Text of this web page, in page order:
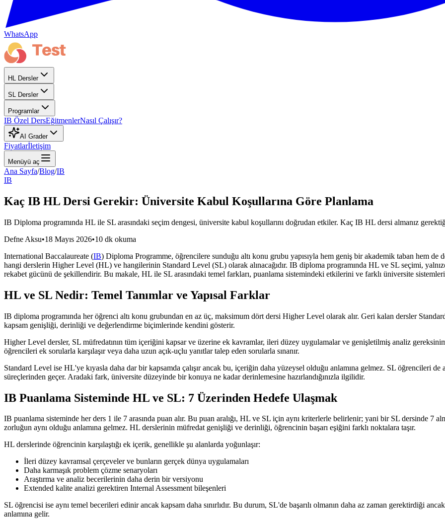
WhatsApp
HL Dersler
SL Dersler
Programlar
IB Özel DersEğitmenlerNasıl Çalışır?
AI Grader
Fiyatlarİletişim
Menüyü aç
Ana Sayfa/Blog/IB
IB
Kaç IB HL Dersi Gerekir: Üniversite Kabul Koşullarına Göre Planlama
IB Diploma programında HL ile SL arasındaki seçim dengesi, üniversite kabul koşullarını doğrudan etkiler. Kaç IB HL dersi almanız
Defne Aksu•18 Mayıs 2026•10 dk okuma
International Baccalaureate (IB) Diploma Programme, öğrencilere sunduğu altı konu grubu yapısıyla hem geniş bir akademik taban hem de
hangi derslerin Higher Level (HL) ve hangilerinin Standard Level (SL) olarak alınacağıdır. IB diploma programında HL ve SL seçimi,
rekabet gücünü de şekillendirir. Bu makale, HL ile SL arasındaki temel farkları, puanlama sistemindeki etkilerini ve farklı üniversite
HL ve SL Nedir: Temel Tanımlar ve Yapısal Farklar
IB diploma programında her öğrenci altı konu grubundan en az üç, maksimum dört dersi Higher Level olarak alır. Geri kalan dersler
kapsam genişliği, derinliği ve değerlendirme biçimlerinde kendini gösterir.
Higher Level dersler, SL müfredatının tüm içeriğini kapsar ve üzerine ek kavramlar, ileri düzey uygulamalar ve genişletilmiş analiz
öğrencileri ek sorularla karşılaşır veya daha uzun açık-uçlu yanıtlar talep eden sorularla sınanır.
Standard Level ise HL'ye kıyasla daha dar bir kapsamda çalışır ancak bu, içeriğin daha yüzeysel olduğu anlamına gelmez. SL öğrencileri de
süreçlerinden geçer. Aradaki fark, üniversite düzeyinde bir konuya ne kadar derinlemesine hazırlandığınızla ilgilidir.
IB Puanlama Sisteminde HL ve SL: 7 Üzerinden Hedefe Ulaşmak
IB puanlama sisteminde her ders 1 ile 7 arasında puan alır. Bu puan aralığı, HL ve SL için aynı kriterlerle belirlenir; yani bir SL dersinde 7
zorluğun aynı olduğu anlamına gelmez. HL derslerinin müfredat genişliği ve derinliği, öğrencinin başarı eşiğini farklı noktalara taşır.
HL derslerinde öğrencinin karşılaştığı ek içerik, genellikle şu alanlarda yoğunlaşır:
İleri düzey kavramsal çerçeveler ve bunların gerçek dünya uygulamaları
Daha karmaşık problem çözme senaryoları
Araştırma ve analiz becerilerinin daha derin bir versiyonu
Extended kalite analizi gerektiren Internal Assessment bileşenleri
SL öğrencisi ise aynı temel becerileri edinir ancak kapsam daha sınırlıdır. Bu durum, SL'de başarılı olmanın daha az zaman gerektirdiği
anlamına gelir.